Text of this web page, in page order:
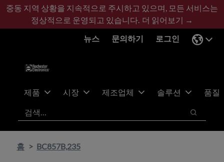
기
콘
바
글
중동 지역 상황을 지속적으로 주시하고 있으며, 모든 서비스는
정상적으로 운영되고 있습니다. 더 읽어보기 →
뉴스
문의하기 로그인
제품 시장 제조업체 솔루션
품질
검색
검색
홈 BC857B,235